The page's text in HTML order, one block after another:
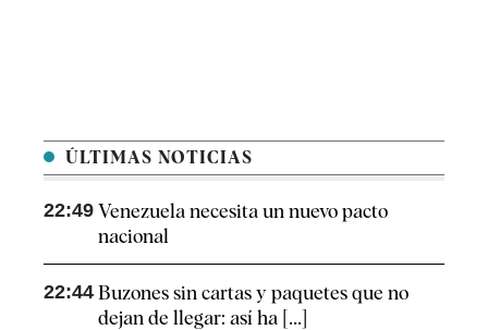
ÚLTIMAS NOTICIAS
22:49 Venezuela necesita un nuevo pacto
nacional
22:44 Buzones sin cartas y paquetes que no
dejan de llegar: así ha [...]